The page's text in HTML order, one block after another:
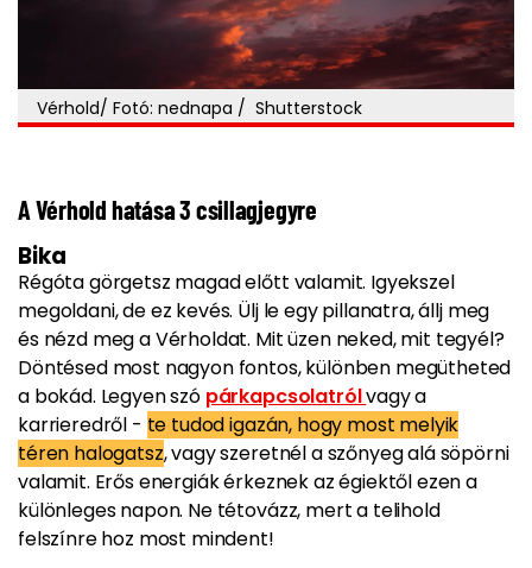
Vérhold/ Fotó: nednapa / Shutterstock
A Vérhold hatása 3 csillagjegyre
Bika
Régóta görgetsz magad előtt valamit. Igyekszel
megoldani, de ez kevés. Ülj le egy pillanatra, állj meg
és nézd meg a Vérholdat. Mit üzen neked, mit tegyél?
Döntésed most nagyon fontos, különben megütheted
a bokád. Legyen szó párkapcsolatrólvagy a
karrieredről - te tudod igazán, hogy most melyik
téren halogatsz, vagy szeretnél a szőnyeg alá söpörni
valamit. Erős energiák érkeznek az égiektől ezen a
különleges napon. Ne tétovázz, mert a telihold
felszínre hoz most mindent!